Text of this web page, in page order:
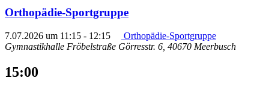
Orthopädie-Sportgruppe
7.07.2026 um 11:15 - 12:15
Orthopädie-Sportgruppe
Gymnastikhalle Fröbelstraße Görresstr. 6, 40670 Meerbusch
15:00